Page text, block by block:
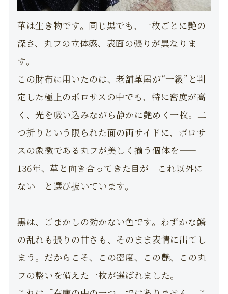
革は生き物です。同じ黒でも、一枚ごとに艶の
深さ、丸フの立体感、表面の張りが異なりま
す。
この財布に用いたのは、老舗革屋が“一級”と判
定した極上のポロサスの中でも、特に密度が高
く、光を吸い込みながら静かに艶めく一枚。二
つ折りという限られた面の両サイドに、ポロサ
スの象徴である丸フが美しく揃う個体を——
136年、革と向き合ってきた目が「これ以外に
ない」と選び抜いています。
黒は、ごまかしの効かない色です。わずかな鱗
の乱れも張りの甘さも、そのまま表情に出てし
まう。だからこそ、この密度、この艶、この丸
フの整いを備えた一枚が選ばれました。